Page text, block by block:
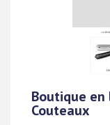
Boutique
Couteaux